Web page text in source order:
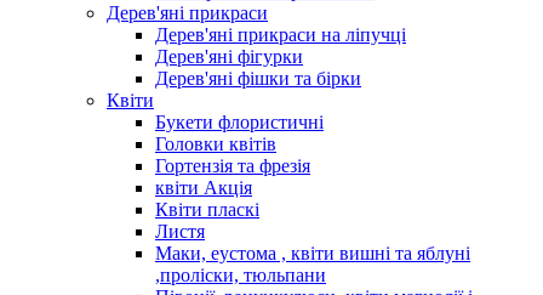
Дерев'яні прикраси
Дерев'яні прикраси на ліпучці
Дерев'яні фігурки
Дерев'яні фішки та бірки
Квіти
Букети флористичні
Головки квітів
Гортензія та фрезія
квіти Акція
Квіти пласкі
Листя
Маки, еустома , квіти вишні та яблуні
,проліски, тюльпани